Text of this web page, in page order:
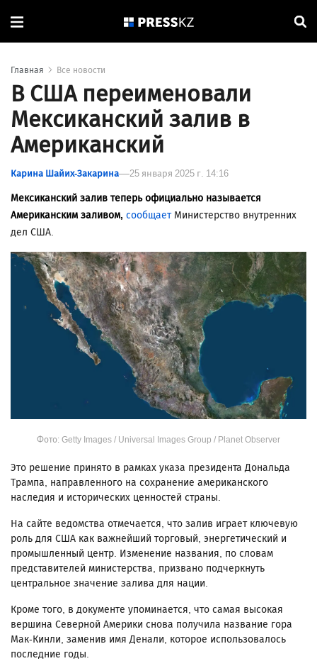
Главная Все новости
В США переименовали
Мексиканский залив в
Американский
Карина Шайих-Закарина 25 января 2025 г. 14:16
Мексиканский залив теперь официально называется
Американским заливом, сообщаетМинистерство внутренних
дел США.
Фото: Getty Images / Universal Images Group / Planet Observer
Это решение принято в рамках указа президента Дональда
Трампа, направленного на сохранение американского
наследия и исторических ценностей страны.
На сайте ведомства отмечается, что залив играет ключевую
роль для США как важнейший торговый, энергетический и
промышленный центр. Изменение названия, по словам
представителей министерства, призвано подчеркнуть
центральное значение залива для нации.
Кроме того, в документе упоминается, что самая высокая
вершина Северной Америки снова получила название гора
Мак-Кинли, заменив имя Денали, которое использовалось
последние годы.